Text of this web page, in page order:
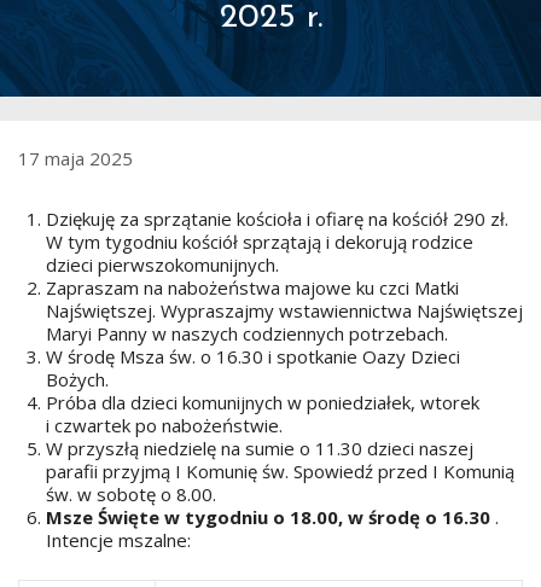
2025 r.
17 maja 2025
Dziękuję za sprzątanie kościoła i ofiarę na kościół 290 zł.
W tym tygodniu kościół sprzątają i dekorują rodzice
dzieci pierwszokomunijnych.
Zapraszam na nabożeństwa majowe ku czci Matki
Najświętszej. Wypraszajmy wstawiennictwa Najświętszej
Maryi Panny w naszych codziennych potrzebach.
W środę Msza św. o 16.30 i spotkanie Oazy Dzieci
Bożych.
Próba dla dzieci komunijnych w poniedziałek, wtorek
i czwartek po nabożeństwie.
W przyszłą niedzielę na sumie o 11.30 dzieci naszej
parafii przyjmą I Komunię św. Spowiedź przed I Komunią
św. w sobotę o 8.00.
Msze Święte w tygodniu o 18.00, w środę o 16.30 .
Intencje mszalne: